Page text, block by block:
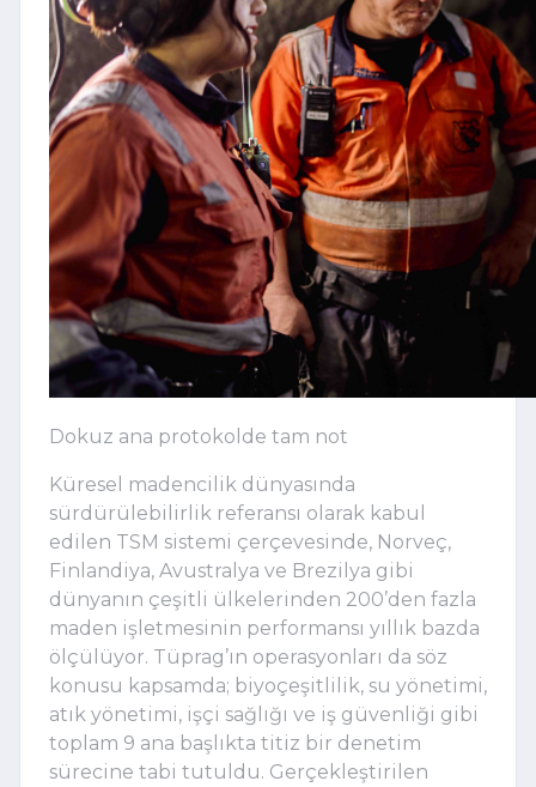
Dokuz ana protokolde tam not
Küresel madencilik dünyasında
sürdürülebilirlik referansı olarak kabul
edilen TSM sistemi çerçevesinde, Norveç,
Finlandiya, Avustralya ve Brezilya gibi
dünyanın çeşitli ülkelerinden 200’den fazla
maden işletmesinin performansı yıllık bazda
ölçülüyor. Tüprag’ın operasyonları da söz
konusu kapsamda; biyoçeşitlilik, su yönetimi,
atık yönetimi, işçi sağlığı ve iş güvenliği gibi
toplam 9 ana başlıkta titiz bir denetim
sürecine tabi tutuldu. Gerçekleştirilen